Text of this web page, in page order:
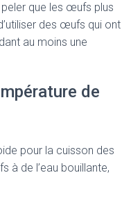
que les œufs plus
des œufs qui ont
au moins une
de
pour la cuisson des
à de l’eau bouillante,